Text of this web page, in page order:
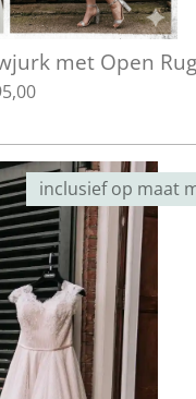
met Open Rug
inclusief op maat